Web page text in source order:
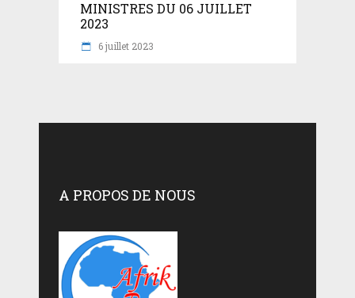
MINISTRES DU 06 JUILLET
2023
6 juillet 2023
A PROPOS DE NOUS